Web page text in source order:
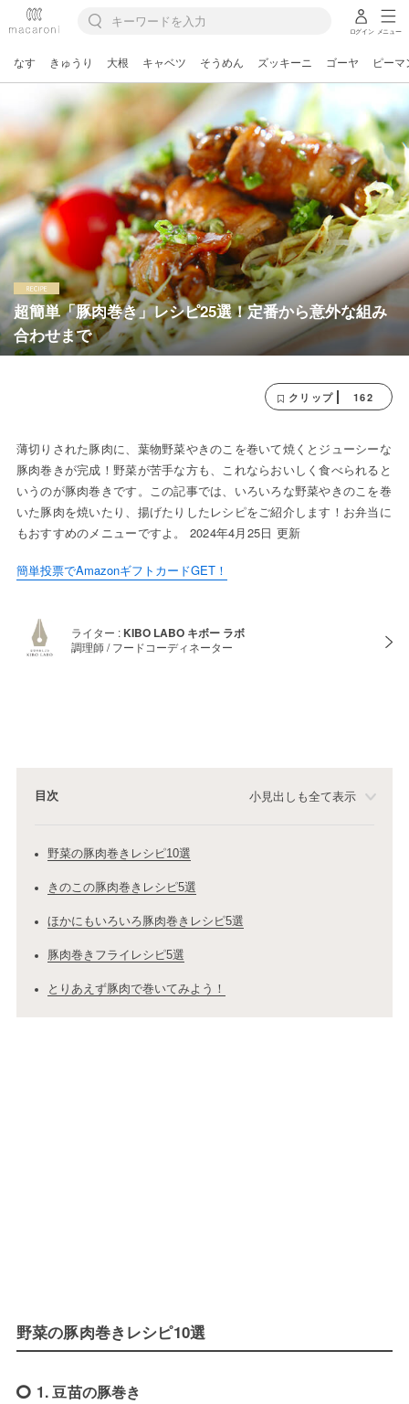
ログイン メニュー
なす きゅうり 大根 キャベツ そうめん ズッキーニ ゴーヤ ピーマ
超簡単「豚肉巻き」レシピ25選！定番から意外な組み
合わせまで
クリップ 162
薄切りされた豚肉に、葉物野菜やきのこを巻いて焼くとジューシーな
豚肉巻きが完成！野菜が苦手な方も、これならおいしく食べられると
いうのが豚肉巻きです。この記事では、いろいろな野菜やきのこを巻
いた豚肉を焼いたり、揚げたりしたレシピをご紹介します！お弁当に
もおすすめのメニューですよ。 2024年4月25日 更新
簡単投票でAmazonギフトカードGET！
ライター : KIBO LABO キボー ラボ
調理師 / フードコーディネーター
目次 小見出しも全て表示
野菜の豚肉巻きレシピ10選
きのこの豚肉巻きレシピ5選
ほかにもいろいろ豚肉巻きレシピ5選
豚肉巻きフライレシピ5選
とりあえず豚肉で巻いてみよう！
野菜の豚肉巻きレシピ10選
1. 豆苗の豚巻き